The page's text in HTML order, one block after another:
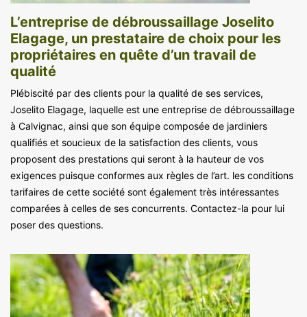
L’entreprise de débroussaillage Joselito
Elagage, un prestataire de choix pour les
propriétaires en quête d’un travail de
qualité
Plébiscité par des clients pour la qualité de ses services,
Joselito Elagage, laquelle est une entreprise de débroussaillage
à Calvignac, ainsi que son équipe composée de jardiniers
qualifiés et soucieux de la satisfaction des clients, vous
proposent des prestations qui seront à la hauteur de vos
exigences puisque conformes aux règles de l’art. les conditions
tarifaires de cette société sont également très intéressantes
comparées à celles de ses concurrents. Contactez-la pour lui
poser des questions.